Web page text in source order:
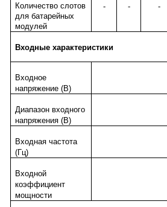
Количество слотов
для батарейных
модулей
- - -
Входные характеристики
Входное
напряжение (В)
Диапазон входного
напряжения (В)
Входная частота
(Гц)
Входной
коэффициент
мощности